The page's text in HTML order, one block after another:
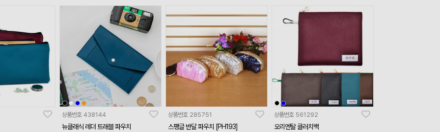
상품번호 438144
뉴클래식 레더 트래블 파우치
상품번호 285751
스팽글 반달 파우치 [PH193]
상품번호 561292
오리엔탈 클러치백